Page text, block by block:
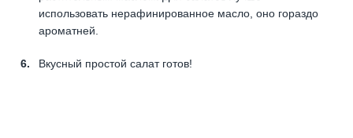
использовать нерафинированное масло, оно гораздо
ароматней.
Вкусный простой салат готов!